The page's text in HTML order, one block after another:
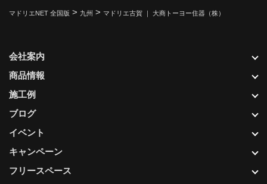
マドリエNET 全国版 > 九州 > マドリエ古賀 ｜ 大商トーヨー住器（株）
会社案内
商品情報
施工例
ブログ
イベント
キャンペーン
フリースペース